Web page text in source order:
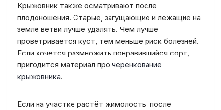
Крыжовник также осматривают после
плодоношения. Старые, загущающие и лежащие на
земле ветви лучше удалять. Чем лучше
проветривается куст, тем меньше риск болезней.
Если хочется размножить понравившийся сорт,
пригодится материал про черенкование
крыжовника.
Если на участке растёт жимолость, после